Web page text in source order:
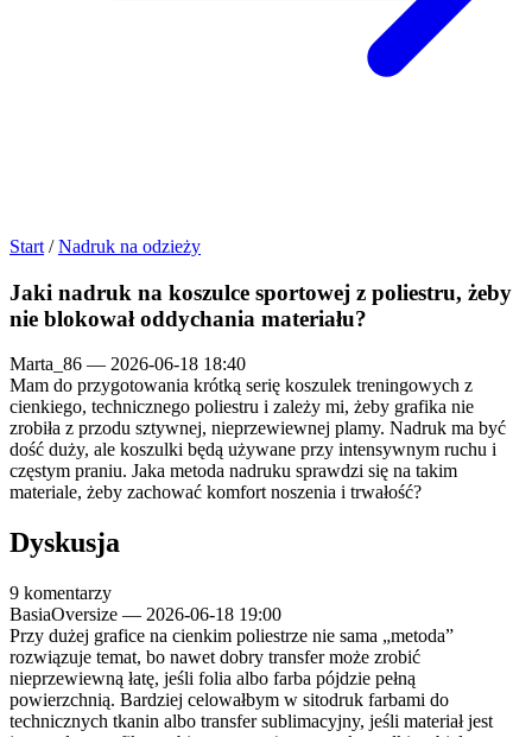
Start / Nadruk na odzieży
Jaki nadruk na koszulce sportowej z poliestru, żeby
nie blokował oddychania materiału?
Marta_86 — 2026-06-18 18:40
Mam do przygotowania krótką serię koszulek treningowych z
cienkiego, technicznego poliestru i zależy mi, żeby grafika nie
zrobiła z przodu sztywnej, nieprzewiewnej plamy. Nadruk ma być
dość duży, ale koszulki będą używane przy intensywnym ruchu i
częstym praniu. Jaka metoda nadruku sprawdzi się na takim
materiale, żeby zachować komfort noszenia i trwałość?
Dyskusja
9 komentarzy
BasiaOversize — 2026-06-18 19:00
Przy dużej grafice na cienkim poliestrze nie sama „metoda”
rozwiązuje temat, bo nawet dobry transfer może zrobić
nieprzewiewną łatę, jeśli folia albo farba pójdzie pełną
powierzchnią. Bardziej celowałbym w sitodruk farbami do
technicznych tkanin albo transfer sublimacyjny, jeśli materiał jest